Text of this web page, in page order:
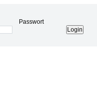
Passwort